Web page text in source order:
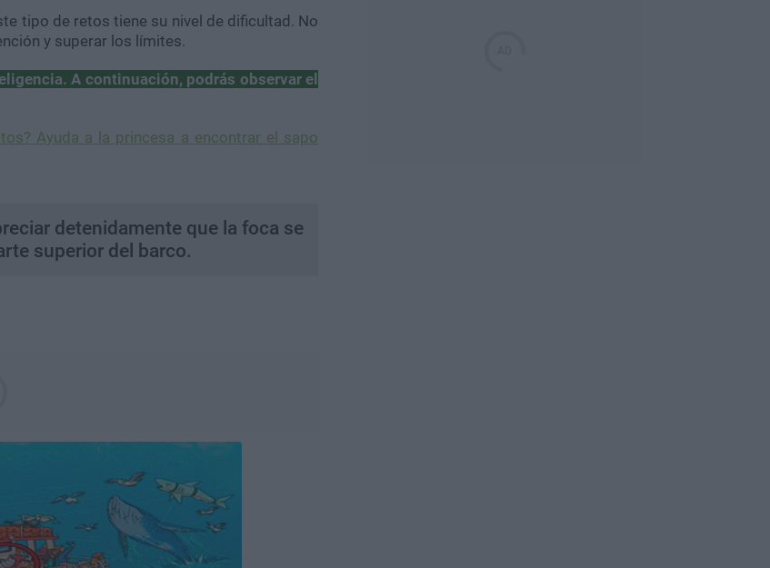
tipo de retos tiene su nivel de dificultad. No
y superar los límites.
A continuación, podrás observar el
Ayuda a la princesa a encontrar el sapo
detenidamente que la foca se
superior del barco.